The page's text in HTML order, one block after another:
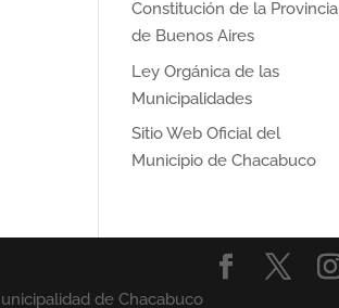
Constitución de la Provincia
de Buenos Aires
Ley Orgánica de las
Municipalidades
Sitio Web Oficial del
Municipio de Chacabuco
de Chacabuco